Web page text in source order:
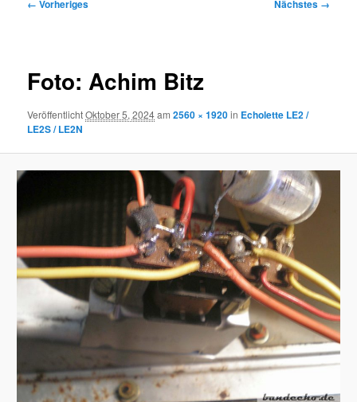
← Vorheriges Nächstes →
Foto: Achim Bitz
VeröffentlichtOktober 5, 2024am2560 × 1920in Echolette LE2 /
LE2S / LE2N